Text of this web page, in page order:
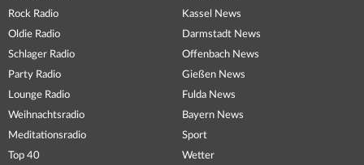
Rock Radio
Oldie Radio
Schlager Radio
Party Radio
Lounge Radio
Weihnachtsradio
Meditationsradio
Top 40
Kassel News
Darmstadt News
Offenbach News
Gießen News
Fulda News
Bayern News
Sport
Wetter